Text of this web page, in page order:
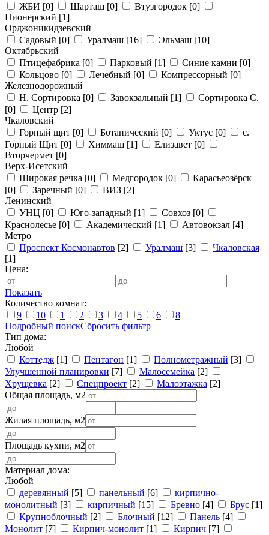
ЖБИ [0] Шарташ [0] Втузгородок [0]
Пионерский [1]
Орджоникидзевский
Садовый [0] Уралмаш [16] Эльмаш [10]
Октябрьский
Птицефабрика [0] Парковый [1] Синие камни [0]
Кольцово [0] Лечебный [0] Компрессорный [0]
Железнодорожный
Н. Сортировка [0] Завокзальный [1]
Сортировка С.
[0]
Центр [2]
Чкаловский
Горный щит [0] Ботанический [0] Уктус [0]
с.
Горный Щит [0] Химмаш [1] Елизавет [0]
Вторчермет [0]
Верх-Исетский
Широкая речка [0] Медгородок [0]
Карасьеозёрск
[0]
Заречный [0] ВИЗ [2]
Ленинский
УНЦ [0] Юго-западный [1] Совхоз [0]
Краснолесье [0] Академический [1] Автовокзал [4]
Метро
Проспект Космонавтов [2] Уралмаш [3]
Чкаловская
[1]
Цена:
Показать
Количество комнат:
9
10 1 2 3 4 5 6
8
Подробный поискСбросить фильтр
Тип дома:
Любой
Коттедж [1] Пентагон [1] Полнометражный [3]
Улучшенной планировки [7] Малосемейка [2]
Хрущевка [2] Спецпроект [2] Малоэтажка [2]
Общая площадь, м2
Жилая площадь, м2
Площадь кухни, м2
Материал дома:
Любой
деревянный [5] панельный [6]
кирпично-
монолитный [3] кирпичный [15] Бревно [4] Брус [1]
Крупноблочный [2] Блочный [12] Панель [4]
Монолит [7] Кирпич-монолит [1] Кирпич [7]